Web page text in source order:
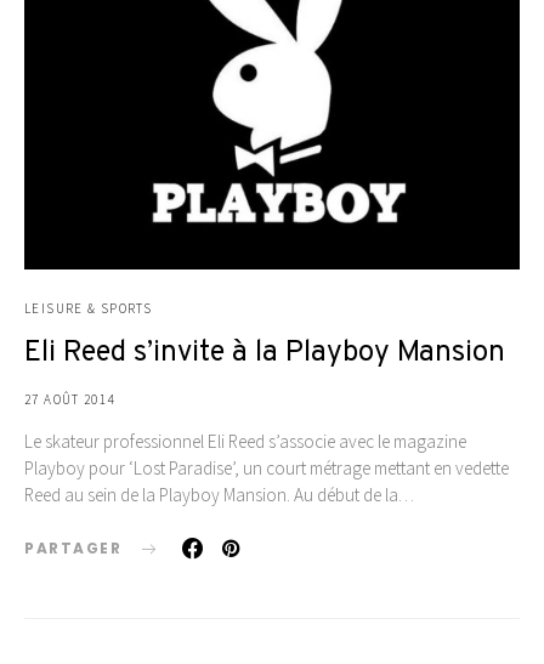
LEISURE & SPORTS
Eli Reed s’invite à la Playboy Mansion
27 AOÛT 2014
Le skateur professionnel Eli Reed s’associe avec le magazine
Playboy pour ‘Lost Paradise’, un court métrage mettant en vedette
Reed au sein de la Playboy Mansion. Au début de la…
PARTAGER